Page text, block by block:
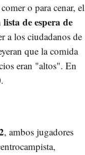
o para cenar, el
de espera de
a los ciudadanos de
que la comida
eran "altos". En
, ambos jugadores